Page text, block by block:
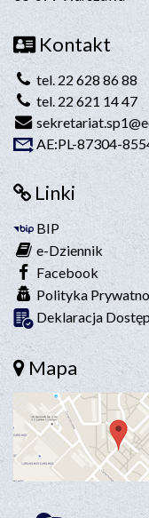
Kontakt
tel. 22 628 86 88
tel. 22 621 14 47
AE:PL-87304-
Linki
BIP
e-Dziennik
Facebook
Polityka
Deklaracja
Mapa